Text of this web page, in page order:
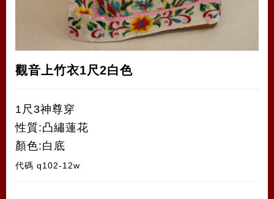
觀音上竹衣1尺2白色
1尺3神尊穿
性質:凸繡蓮花
顏色:白底
代碼 q102-12w